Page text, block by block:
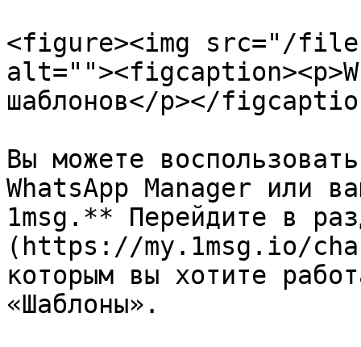
<figure><img src="/files/
шаблонов</p></
Вы можете
WhatsApp Manager или
1msg.** Перейдите в
(https://my.1msg.io/
которым вы хотите
«Шаблоны».